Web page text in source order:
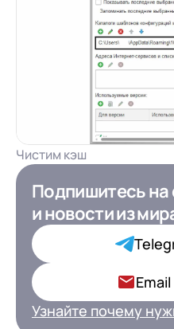
Чистим кэш
Подпишитесь на
и новостииз
Узнайте почему
Подпишитесь
и новостииз
Директоров